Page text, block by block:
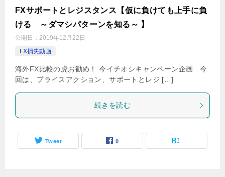
FXサポートとレジスタンス【仮に負けても上手に負
ける ～ダマシパターンを知る～ 】
公開日： 2019年12月22日
FX損失動画
海外FX比較の虎お勧め！ 今イチオシキャンペーン企画 今
回は、プライスアクション、サポートとレジ […]
続きを読む
Tweet 0